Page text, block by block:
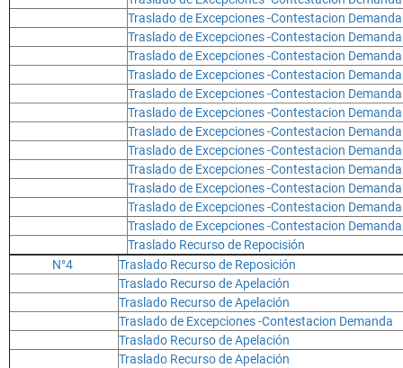
Traslado de Excepciones -Contestacion Demanda
Traslado de Excepciones -Contestacion Demanda
Traslado de Excepciones -Contestacion Demanda
Traslado de Excepciones -Contestacion Demanda
Traslado de Excepciones -Contestacion Demanda
Traslado de Excepciones -Contestacion Demanda
Traslado de Excepciones -Contestacion Demanda
Traslado de Excepciones -Contestacion Demanda
Traslado de Excepciones -Contestacion Demanda
Traslado de Excepciones -Contestacion Demanda
Traslado de Excepciones -Contestacion Demanda
Traslado de Excepciones -Contestacion Demanda
Traslado Recurso de Repocisión
N°4
Traslado Recurso de Reposición
Traslado Recurso de Apelación
Traslado Recurso de Apelación
Traslado de Excepciones -Contestacion Demanda
Traslado Recurso de Apelación
Traslado Recurso de Apelación